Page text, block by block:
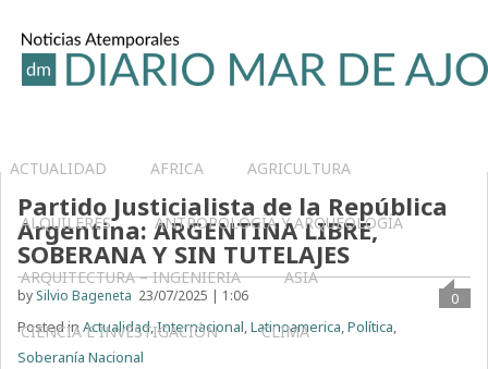
ACTUALIDAD AFRICA AGRICULTURA
ALQUILERES ANTROPOLOGÍA Y ARQUEOLOGÍA
ARQUITECTURA – INGENIERIA ASIA
CIENCIA E INVESTIGACIÓN CLIMA
Partido Justicialista de la República
Argentina: ARGENTINA LIBRE,
SOBERANA Y SIN TUTELAJES
by Silvio Bageneta 23/07/2025 | 1:06
0
Posted inActualidad,Internacional,Latinoamerica,Política,
Soberanía Nacional